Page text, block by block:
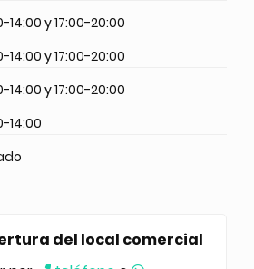
14:00 y 17:00-20:00
14:00 y 17:00-20:00
14:00 y 17:00-20:00
14:00
del local comercial